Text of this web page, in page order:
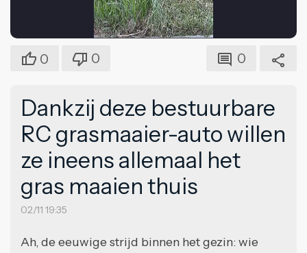
0 0 0
Dankzij deze bestuurbare
RC grasmaaier-auto willen
ze ineens allemaal het
gras maaien thuis
02/11 19:35
Ah, de eeuwige strijd binnen het gezin: wie